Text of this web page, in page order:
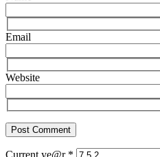
Email
Website